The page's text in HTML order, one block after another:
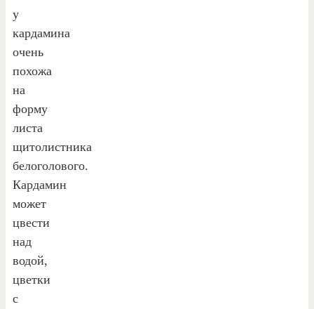
у
кардамина
очень
похожа
на
форму
листа
щитолистника
белоголового.
Кардамин
может
цвести
над
водой,
цветки
с